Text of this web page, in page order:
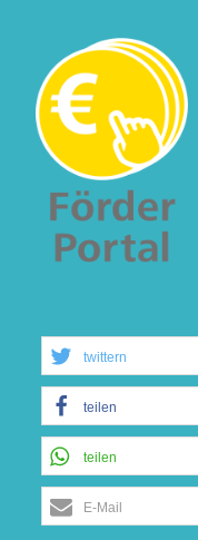
twittern
teilen
teilen
E-Mail